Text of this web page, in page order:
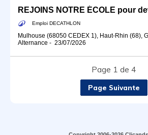
Emploi DECATHLON
Mulhouse (68050 CEDEX 1), Haut-Rhin (68),
Alternance - 23/07/2026
Page 1 de 4
Page Suivante